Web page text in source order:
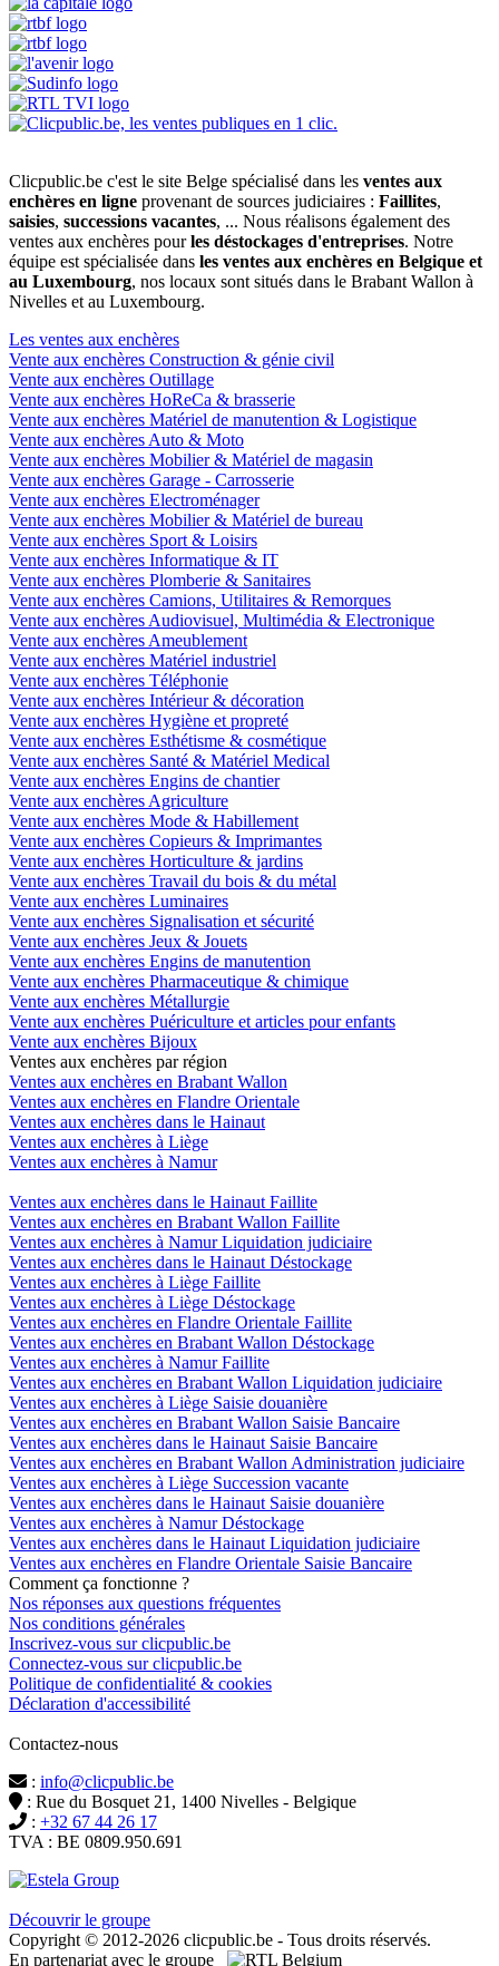
Clicpublic.be c'est le site Belge spécialisé dans les ventes aux
enchères en ligne provenant de sources judiciaires : Faillites,
saisies, successions vacantes, ... Nous réalisons également des
ventes aux enchères pourles déstockages d'entreprises. Notre
équipe est spécialisée dans les ventes aux enchères en Belgique et
au Luxembourg, nos locaux sont situés dans le Brabant Wallon à
Nivelles et au Luxembourg.
Les ventes aux enchères
Vente aux enchères Construction & génie civil
Vente aux enchères Outillage
Vente aux enchères HoReCa & brasserie
Vente aux enchères Matériel de manutention & Logistique
Vente aux enchères Auto & Moto
Vente aux enchères Mobilier & Matériel de magasin
Vente aux enchères Garage - Carrosserie
Vente aux enchères Electroménager
Vente aux enchères Mobilier & Matériel de bureau
Vente aux enchères Sport & Loisirs
Vente aux enchères Informatique & IT
Vente aux enchères Plomberie & Sanitaires
Vente aux enchères Camions, Utilitaires & Remorques
Vente aux enchères Audiovisuel, Multimédia & Electronique
Vente aux enchères Ameublement
Vente aux enchères Matériel industriel
Vente aux enchères Téléphonie
Vente aux enchères Intérieur & décoration
Vente aux enchères Hygiène et propreté
Vente aux enchères Esthétisme & cosmétique
Vente aux enchères Santé & Matériel Medical
Vente aux enchères Engins de chantier
Vente aux enchères Agriculture
Vente aux enchères Mode & Habillement
Vente aux enchères Copieurs & Imprimantes
Vente aux enchères Horticulture & jardins
Vente aux enchères Travail du bois & du métal
Vente aux enchères Luminaires
Vente aux enchères Signalisation et sécurité
Vente aux enchères Jeux & Jouets
Vente aux enchères Engins de manutention
Vente aux enchères Pharmaceutique & chimique
Vente aux enchères Métallurgie
Vente aux enchères Puériculture et articles pour enfants
Vente aux enchères Bijoux
Ventes aux enchères par région
Ventes aux enchères en Brabant Wallon
Ventes aux enchères en Flandre Orientale
Ventes aux enchères dans le Hainaut
Ventes aux enchères à Liège
Ventes aux enchères à Namur
Ventes aux enchères dans le Hainaut Faillite
Ventes aux enchères en Brabant Wallon Faillite
Ventes aux enchères à Namur Liquidation judiciaire
Ventes aux enchères dans le Hainaut Déstockage
Ventes aux enchères à Liège Faillite
Ventes aux enchères à Liège Déstockage
Ventes aux enchères en Flandre Orientale Faillite
Ventes aux enchères en Brabant Wallon Déstockage
Ventes aux enchères à Namur Faillite
Ventes aux enchères en Brabant Wallon Liquidation judiciaire
Ventes aux enchères à Liège Saisie douanière
Ventes aux enchères en Brabant Wallon Saisie Bancaire
Ventes aux enchères dans le Hainaut Saisie Bancaire
Ventes aux enchères en Brabant Wallon Administration judiciaire
Ventes aux enchères à Liège Succession vacante
Ventes aux enchères dans le Hainaut Saisie douanière
Ventes aux enchères à Namur Déstockage
Ventes aux enchères dans le Hainaut Liquidation judiciaire
Ventes aux enchères en Flandre Orientale Saisie Bancaire
Comment ça fonctionne ?
Nos réponses aux questions fréquentes
Nos conditions générales
Inscrivez-vous sur clicpublic.be
Connectez-vous sur clicpublic.be
Politique de confidentialité & cookies
Déclaration d'accessibilité
Contactez-nous
: info@clicpublic.be
: Rue du Bosquet 21, 1400 Nivelles - Belgique
: +32 67 44 26 17
TVA : BE 0809.950.691
Découvrir le groupe
Copyright © 2012-2026 clicpublic.be - Tous droits réservés.
En partenariat avec le groupe